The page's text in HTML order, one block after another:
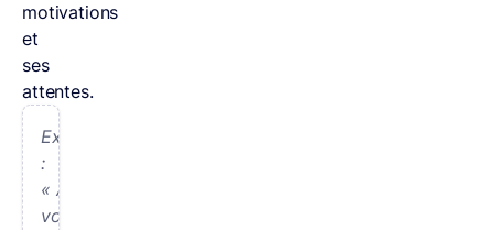
motivations
et
ses
attentes.
Exemple
:
« Aujourd’hui,
votre